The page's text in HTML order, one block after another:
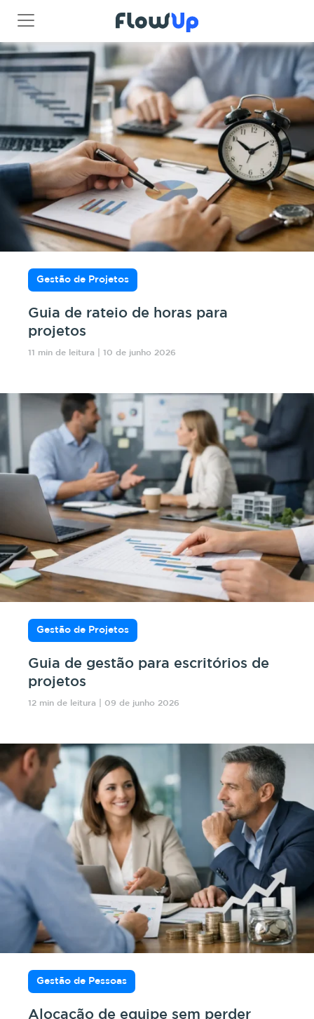
Gestão de Projetos
Guia de rateio de horas para
projetos
11 min de leitura | 10 de junho 2026
Gestão de Projetos
Guia de gestão para escritórios de
projetos
12 min de leitura | 09 de junho 2026
Gestão de Pessoas
Alocação de equipe sem perder